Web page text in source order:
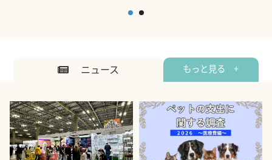
ニュース もっと見る +